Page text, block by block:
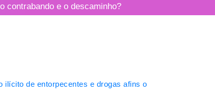
contrabando e o descaminho?
ilícito de entorpecentes e drogas afins o